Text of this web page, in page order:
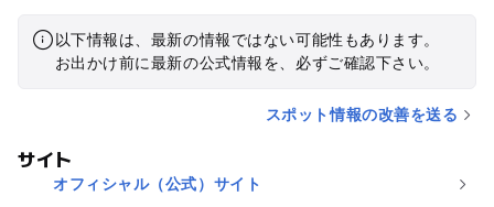
以下情報は、最新の情報ではない可能性もあります。
お出かけ前に最新の公式情報を、必ずご確認下さい。
スポット情報の改善を送る
サイト
オフィシャル（公式）サイト